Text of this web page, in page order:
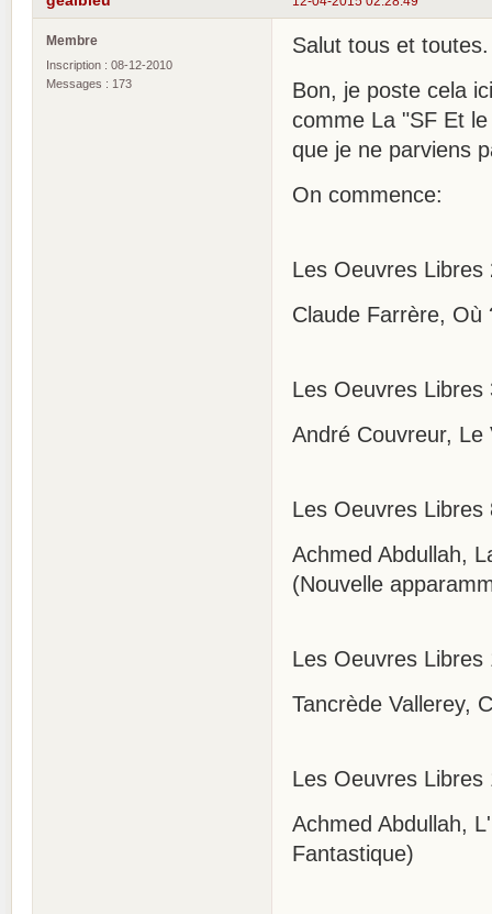
Membre
Inscription : 08-12-2010
Messages : 173
Salut tous et toutes.
Bon, je poste cela
comme La "SF Et
que je ne parviens
On commence:
Les Oeuvres
Claude Farrère, Où
Les Oeuvres
André Couvreur, Le
Les Oeuvres
Achmed Abdullah,
(Nouvelle
Les Oeuvres
Tancrède Vallerey,
Les Oeuvres
Achmed Abdullah,
Fantastique)